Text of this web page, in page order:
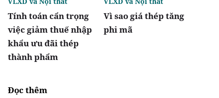
Tính toán cẩn trọng
việc giảm thuế nhập
khẩu ưu đãi thép
thành phẩm
Vì sao giá thép tăng
phi mã
Đọc thêm